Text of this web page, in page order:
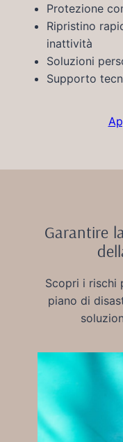
Protezione
Ripristino
inattività
Soluzioni
Supporto
Garantire
Scopri i rischi
piano di